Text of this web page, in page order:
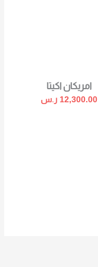
امريكان اكيتا
12,300.00 ر.س